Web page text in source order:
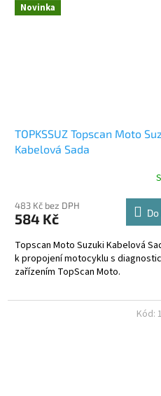
Novinka
TOPKSSUZ Topscan Moto
Kabelová Sada
483 Kč bez DPH
584 Kč
Topscan Moto Suzuki Kabelová
k propojení motocyklu s
zařízením TopScan Moto.
Kód: